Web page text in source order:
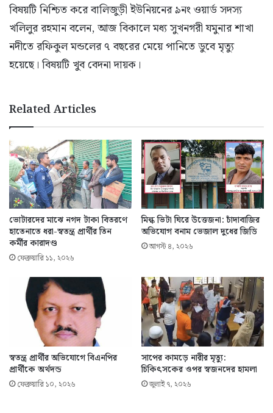
বিষয়টি নিশ্চিত করে বালিজুড়ী ইউনিয়নের ৯নং ওয়ার্ড সদস্য
খলিলুর রহমান বলেন, আজ বিকালে মধ্য সুখনগরী যমুনার শাখা
নদীতে রফিকুল মন্ডলের ৭ বছরের মেয়ে পানিতে ডুবে মৃত্যু
হয়েছে। বিষয়টি খুব বেদনা দায়ক।
Related Articles
ভোটারদের মাঝে নগদ টাকা বিতরণে
হাতেনাতে ধরা-স্বতন্ত্র প্রার্থীর তিন
কর্মীর কারাদণ্ড
ফেব্রুয়ারি ১১, ২০২৬
মিল্ক ভিটা ঘিরে উত্তেজনা: চাঁদাবাজির
অভিযোগ বনাম ভেজাল দুধের জিডি
আগস্ট ৪, ২০২৬
স্বতন্ত্র প্রার্থীর অভিযোগে বিএনপির
প্রার্থীকে অর্থদন্ড
ফেব্রুয়ারি ১০, ২০২৬
সাপের কামড়ে নারীর মৃত্যু:
চিকিৎসকের ওপর স্বজনদের হামলা
জুলাই ৭, ২০২৬